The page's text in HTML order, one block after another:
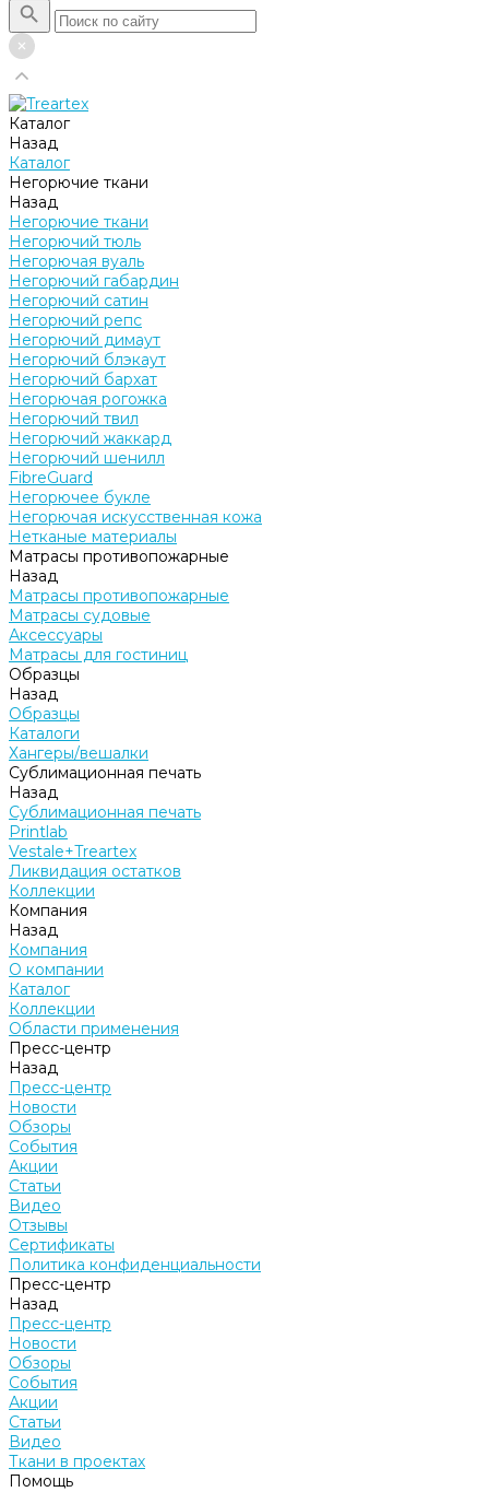
Каталог
Назад
Каталог
Негорючие ткани
Назад
Негорючие ткани
Негорючий тюль
Негорючая вуаль
Негорючий габардин
Негорючий сатин
Негорючий репс
Негорючий димаут
Негорючий блэкаут
Негорючий бархат
Негорючая рогожка
Негорючий твил
Негорючий жаккард
Негорючий шенилл
FibreGuard
Негорючее букле
Негорючая искусственная кожа
Нетканые материалы
Матрасы противопожарные
Назад
Матрасы противопожарные
Матрасы судовые
Аксессуары
Матрасы для гостиниц
Образцы
Назад
Образцы
Каталоги
Хангеры/вешалки
Сублимационная печать
Назад
Сублимационная печать
Printlab
Vestale+Treartex
Ликвидация остатков
Коллекции
Компания
Назад
Компания
О компании
Каталог
Коллекции
Области применения
Пресс-центр
Назад
Пресс-центр
Новости
Обзоры
События
Акции
Статьи
Видео
Отзывы
Сертификаты
Политика конфиденциальности
Пресс-центр
Назад
Пресс-центр
Новости
Обзоры
События
Акции
Статьи
Видео
Ткани в проектах
Помощь